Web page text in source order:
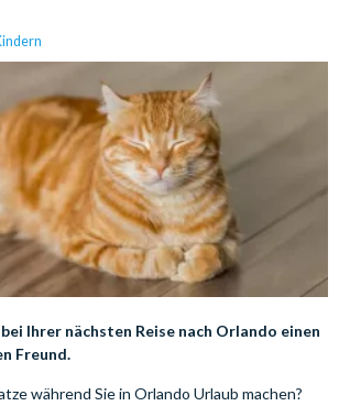
Ihrer nächsten Reise nach Orlando einen
Freund.
während Sie in Orlando Urlaub machen?